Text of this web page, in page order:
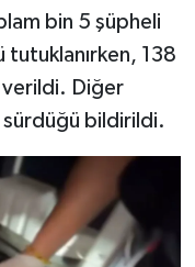
bin 5 şüpheli
tutuklanırken, 138
verildi. Diğer
sürdüğü bildirildi.